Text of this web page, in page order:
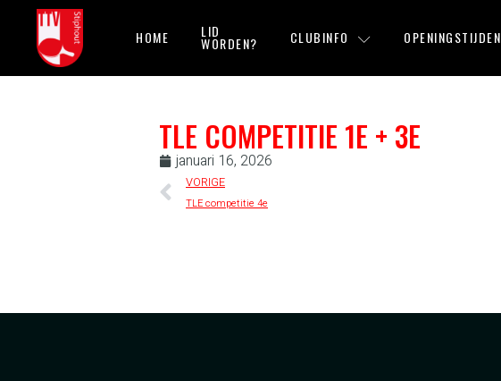
HOME LID
WORDEN? CLUBINFO OPENINGSTIJDEN
TLE COMPETITIE 1E + 3E
januari 16, 2026
VORIGE
TLE competitie 4e